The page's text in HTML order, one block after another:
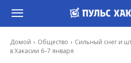
Домой Общество
Сильный снег и
в Хакасии 6–7 января